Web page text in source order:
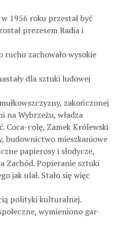
1956 roku przestał być
prezesem Radia i
zachowało wysokie
dla sztuki ludowej
zakończonej
na Wybrzeżu, władza
Coca-colę, Zamek Królewski
budownictwo mieszkaniowe
papierosy i słodycze,
Zachód. Popieranie sztuki
jak ulał. Stało się więc
polityki kulturalnej.
wymieniono gar-